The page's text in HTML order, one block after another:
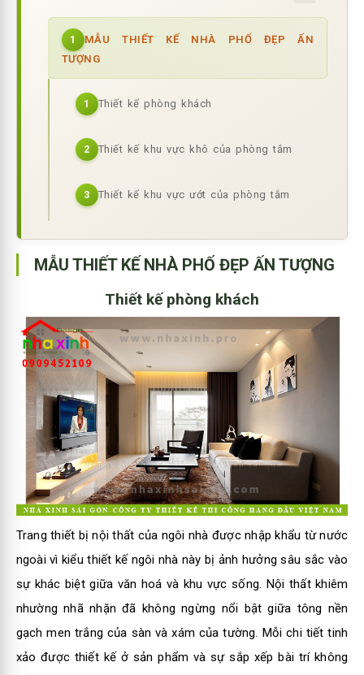
1
MẪU THIẾT KẾ NHÀ PHỐ ĐẸP ẤN
TƯỢNG
1 Thiết kế phòng khách
2 Thiết kế khu vực khô của phòng tắm
3 Thiết kế khu vực ướt của phòng tắm
MẪU THIẾT KẾ NHÀ PHỐ ĐẸP ẤN TƯỢNG
Thiết kế phòng khách
Trang thiết bị nội thất của ngôi nhà được nhập khẩu từ nước
ngoài vì kiểu thiết kế ngôi nhà này bị ảnh hưởng sâu sắc vào
sự khác biệt giữa văn hoá và khu vực sống. Nội thất khiêm
nhường nhã nhặn đã không ngừng nổi bật giữa tông nền
gạch men trắng của sàn và xám của tường. Mỗi chi tiết tinh
xảo được thiết kế ở sản phẩm và sự sắp xếp bài trí không